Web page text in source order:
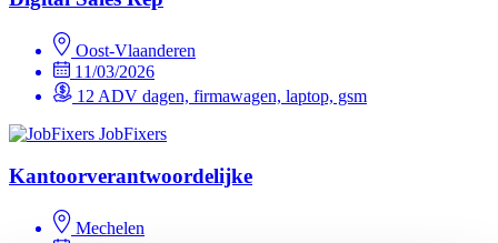
Oost-Vlaanderen
11/03/2026
12 ADV dagen, firmawagen, laptop, gsm
JobFixers
Kantoorverantwoordelijke
Mechelen